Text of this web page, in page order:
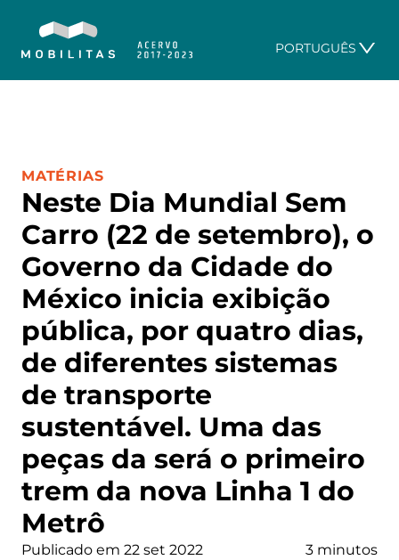
PORTUGUÊS
Neste Dia Mundial Sem
Carro (22 de setembro), o
Governo da Cidade do
México inicia exibição
pública, por quatro dias,
de diferentes sistemas
de transporte
sustentável. Uma das
peças da será o primeiro
trem da nova Linha 1 do
Metrô
CATEGORIA:
MATÉRIAS
Publicado em 22 set 2022 3 minutos